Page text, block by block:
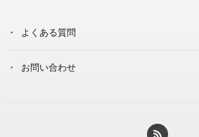
よくある質問
お問い合わせ